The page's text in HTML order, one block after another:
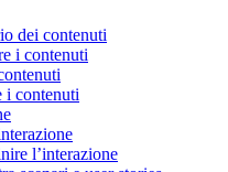
dei contenuti
i contenuti
i contenuti
l’interazione